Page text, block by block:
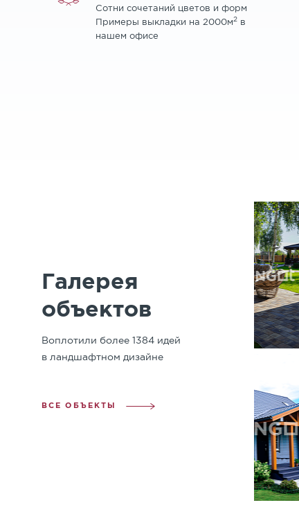
Сотни сочетаний цветов и форм
Примеры выкладки на 2000м2в
нашем офисе
Галерея
объектов
Воплотили более 1384 идей
в ландшафтном дизайне
ВСЕ ОБЪЕКТЫ